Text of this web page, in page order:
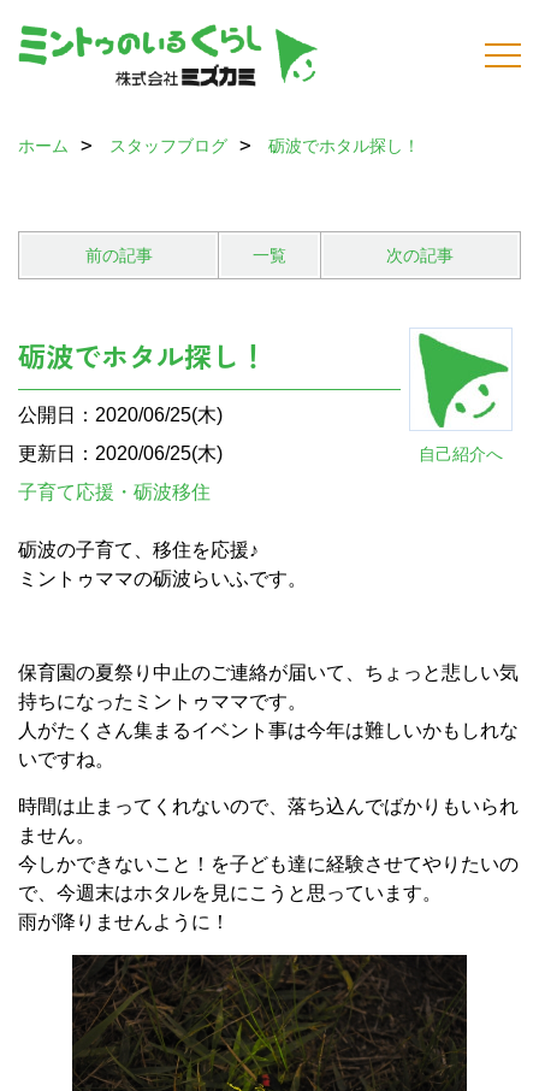
ホーム スタッフブログ 砺波でホタル探し！
前の記事 一覧 次の記事
自己紹介へ
砺波でホタル探し！
公開日：2020/06/25(木)
更新日：2020/06/25(木)
子育て応援・砺波移住
砺波の子育て、移住を応援♪
ミントゥママの砺波らいふです。
保育園の夏祭り中止のご連絡が届いて、ちょっと悲しい気
持ちになったミントゥママです。
人がたくさん集まるイベント事は今年は難しいかもしれな
いですね。
時間は止まってくれないので、落ち込んでばかりもいられ
ません。
今しかできないこと！を子ども達に経験させてやりたいの
で、今週末はホタルを見にこうと思っています。
雨が降りませんように！